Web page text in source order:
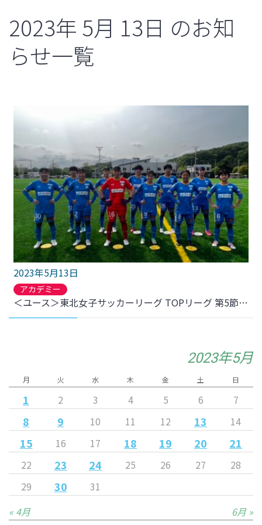
2023年 5月 13日 のお知
らせ一覧
2023年5月13日
アカデミー
＜ユース＞東北女子サッカーリーグ TOPリーグ 第5節 常盤木学園高校戦 結果のお知らせ
2023年5月
月 火 水 木 金 土 日
1 2 3 4 5 6 7
8 9 10 11 12 13 14
15 16 17 18 19 20 21
22 23 24 25 26 27
28
29
30
31
« 4月
6月 »